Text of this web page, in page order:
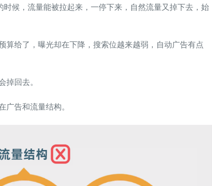
候，流量能被拉起来，一停下来，自然流量又掉下去，始
算给了，曝光却在下降，搜索位越来越弱，自动广告有点
回去。
告和流量结构。